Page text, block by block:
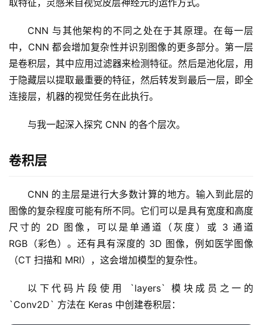
取特征，灵感来自视觉皮层神经元的运作方式。
CNN 与其他架构的不同之处在于其原理。在每一层
中，CNN 都会增加复杂性并识别图像的更多部分。第一层
是卷积层，其中应用过滤器来检测特征。然后是池化层，用
于隐藏层以提取最重要的特征，然后转发到最后一层，即全
连接层，机器的视觉任务在此执行。
与我一起深入探究 CNN 的各个层次。
卷积层
CNN 的主层是进行大多数计算的地方。输入到此层的
图像的复杂程度可能有所不同。它们可以是具有宽度和高度
尺寸的 2D 图像，可以是单通道（灰度）或 3 通道
RGB（彩色）。还有具有深度的 3D 图像，例如医学图像
（CT 扫描和 MRI），这会增加模型的复杂性。
以下代码片段使用 `layers` 模块成员之一的
`Conv2D` 方法在 Keras 中创建卷积层：